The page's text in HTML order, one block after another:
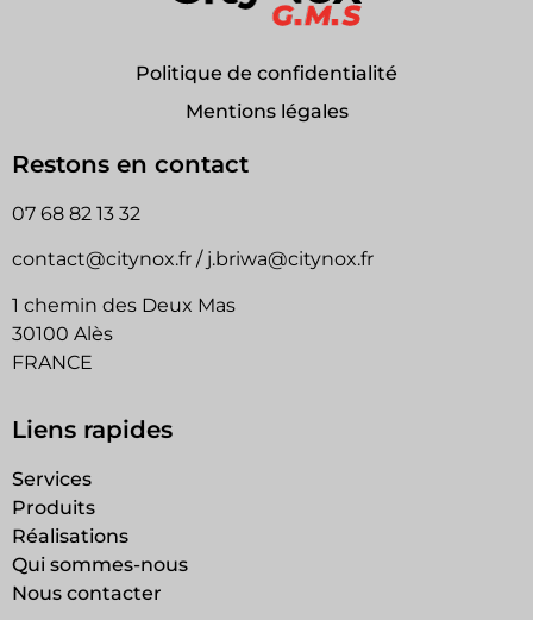
Politique de confidentialité
Mentions légales
Restons en contact
07 68 82 13 32
contact@citynox.fr / j.briwa@citynox.fr
1 chemin des Deux Mas
30100 Alès
FRANCE
Liens rapides
Services
Produits
Réalisations
Qui sommes-nous
Nous contacter